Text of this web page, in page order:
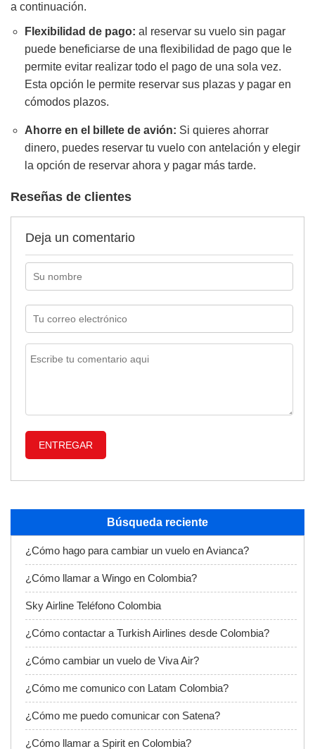
a continuación.
Flexibilidad de pago: al reservar su vuelo sin pagar
puede beneficiarse de una flexibilidad de pago que le
permite evitar realizar todo el pago de una sola vez.
Esta opción le permite reservar sus plazas y pagar en
cómodos plazos.
Ahorre en el billete de avión: Si quieres ahorrar
dinero, puedes reservar tu vuelo con antelación y elegir
la opción de reservar ahora y pagar más tarde.
Reseñas de clientes
Deja un comentario
ENTREGAR
Búsqueda reciente
¿Cómo hago para cambiar un vuelo en Avianca?
¿Cómo llamar a Wingo en Colombia?
Sky Airline Teléfono Colombia
¿Cómo contactar a Turkish Airlines desde Colombia?
¿Cómo cambiar un vuelo de Viva Air?
¿Cómo me comunico con Latam Colombia?
¿Cómo me puedo comunicar con Satena?
¿Cómo llamar a Spirit en Colombia?